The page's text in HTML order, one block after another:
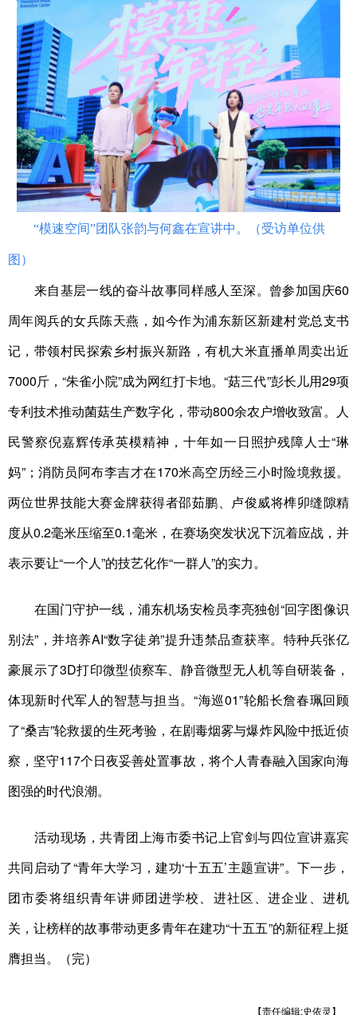
“模速空间”团队张韵与何鑫在宣讲中。（受访单位供
图）
来自基层一线的奋斗故事同样感人至深。曾参加国庆60
周年阅兵的女兵陈天燕，如今作为浦东新区新建村党总支书
记，带领村民探索乡村振兴新路，有机大米直播单周卖出近
7000斤，“朱雀小院”成为网红打卡地。“菇三代”彭长儿用29项
专利技术推动菌菇生产数字化，带动800余农户增收致富。人
民警察倪嘉辉传承英模精神，十年如一日照护残障人士“琳
妈”；消防员阿布李吉才在170米高空历经三小时险境救援。
两位世界技能大赛金牌获得者邵茹鹏、卢俊威将榫卯缝隙精
度从0.2毫米压缩至0.1毫米，在赛场突发状况下沉着应战，并
表示要让“一个人”的技艺化作“一群人”的实力。
在国门守护一线，浦东机场安检员李亮独创“回字图像识
别法”，并培养AI“数字徒弟”提升违禁品查获率。特种兵张亿
豪展示了3D打印微型侦察车、静音微型无人机等自研装备，
体现新时代军人的智慧与担当。“海巡01”轮船长詹春珮回顾
了“桑吉”轮救援的生死考验，在剧毒烟雾与爆炸风险中抵近侦
察，坚守117个日夜妥善处置事故，将个人青春融入国家向海
图强的时代浪潮。
活动现场，共青团上海市委书记上官剑与四位宣讲嘉宾
共同启动了“青年大学习，建功‘十五五’主题宣讲”。下一步，
团市委将组织青年讲师团进学校、进社区、进企业、进机
关，让榜样的故事带动更多青年在建功“十五五”的新征程上挺
膺担当。（完）
【责任编辑:史依灵】